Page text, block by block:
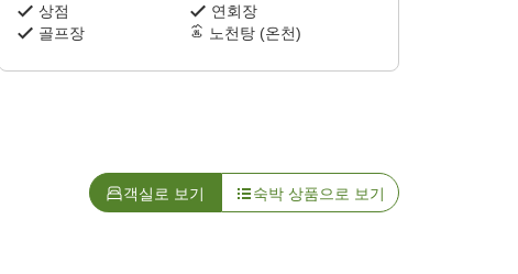
상점
연회장
골프장
노천탕 (온천)
객실로 보기 숙박 상품으로 보기